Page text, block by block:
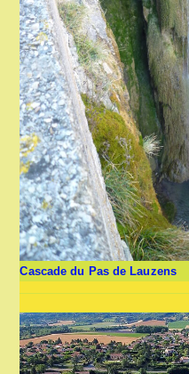
Cascade du Pas de Lauzens